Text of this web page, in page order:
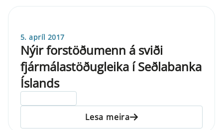
5. apríl 2017
Nýir forstöðumenn á sviði
fjármálastöðugleika í Seðlabanka
Íslands
Lesa meira